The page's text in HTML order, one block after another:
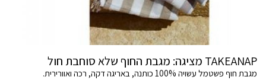
TAKEANAP מציגה: מגבת החוף שלא סוחבת חול
מגבת חוף פשטמל עשויה 100% כותנה, באריגה דקה, רכה ואוורירית.